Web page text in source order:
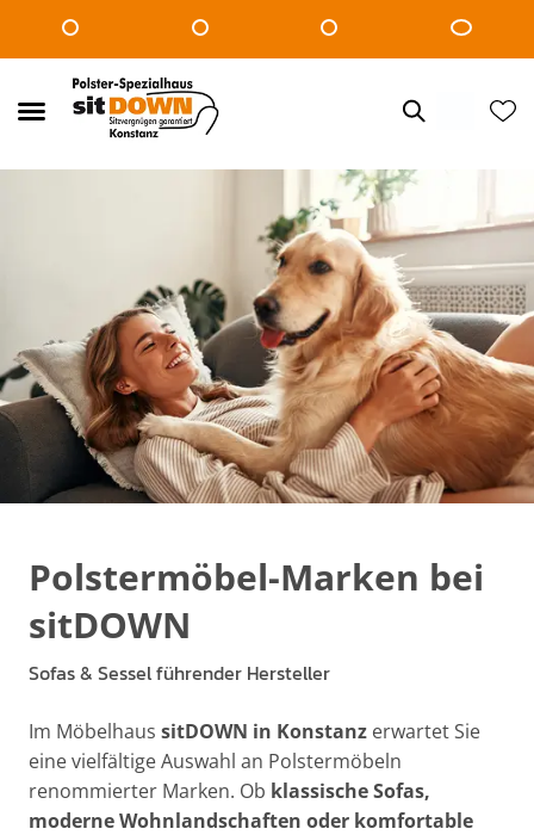
Polstermöbel-Marken bei
sitDOWN
Sofas & Sessel führender Hersteller
Im Möbelhaus sitDOWN in Konstanz erwartet Sie
eine vielfältige Auswahl an Polstermöbeln
renommierter Marken. Ob klassische Sofas,
moderne Wohnlandschaften oder komfortable